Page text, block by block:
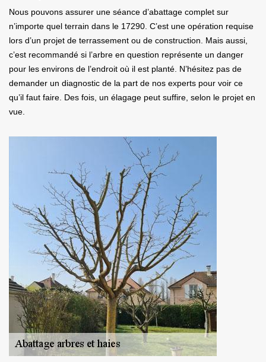
Nous pouvons assurer une séance d’abattage complet sur
n’importe quel terrain dans le 17290. C’est une opération requise
lors d’un projet de terrassement ou de construction. Mais aussi,
c’est recommandé si l’arbre en question représente un danger
pour les environs de l’endroit où il est planté. N’hésitez pas de
demander un diagnostic de la part de nos experts pour voir ce
qu’il faut faire. Des fois, un élagage peut suffire, selon le projet en
vue.